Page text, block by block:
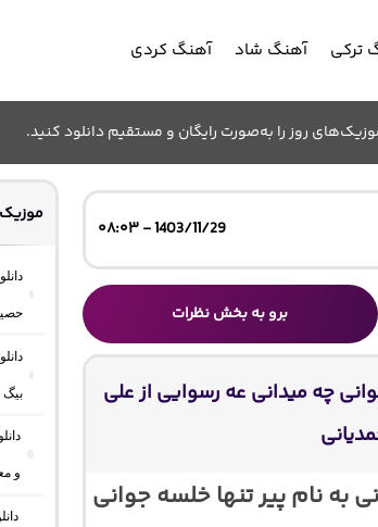
ترکی آهنگ شاد آهنگ کردی
روز را به‌صورت رایگان و مستقیم دانلود کنید.
1403/11/29 - ۰۸:۰۳
برو به بخش نظرات
چه میدانی عه رسوایی از علی
به نام پیر تنها خلسه جوانی
و